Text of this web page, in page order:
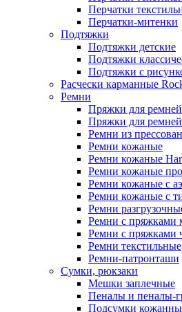
Перчатки
Перчатки-митенки
Подтяжки
Подтяжки детские
Подтяжки
Подтяжки с
Расчески карманные
Ремни
Пряжки для ремней
Пряжки для
Ремни из
Ремни кожаные
Ремни кожаные
Ремни кожаные
Ремни кожаные с
Ремни кожаные с
Ремни
Ремни с пряжками
Ремни с пряжками
Ремни текстильные
Ремни-патронташи
Сумки, рюкзаки
Мешки заплечные
Пеналы и пеналы-
Подсумки